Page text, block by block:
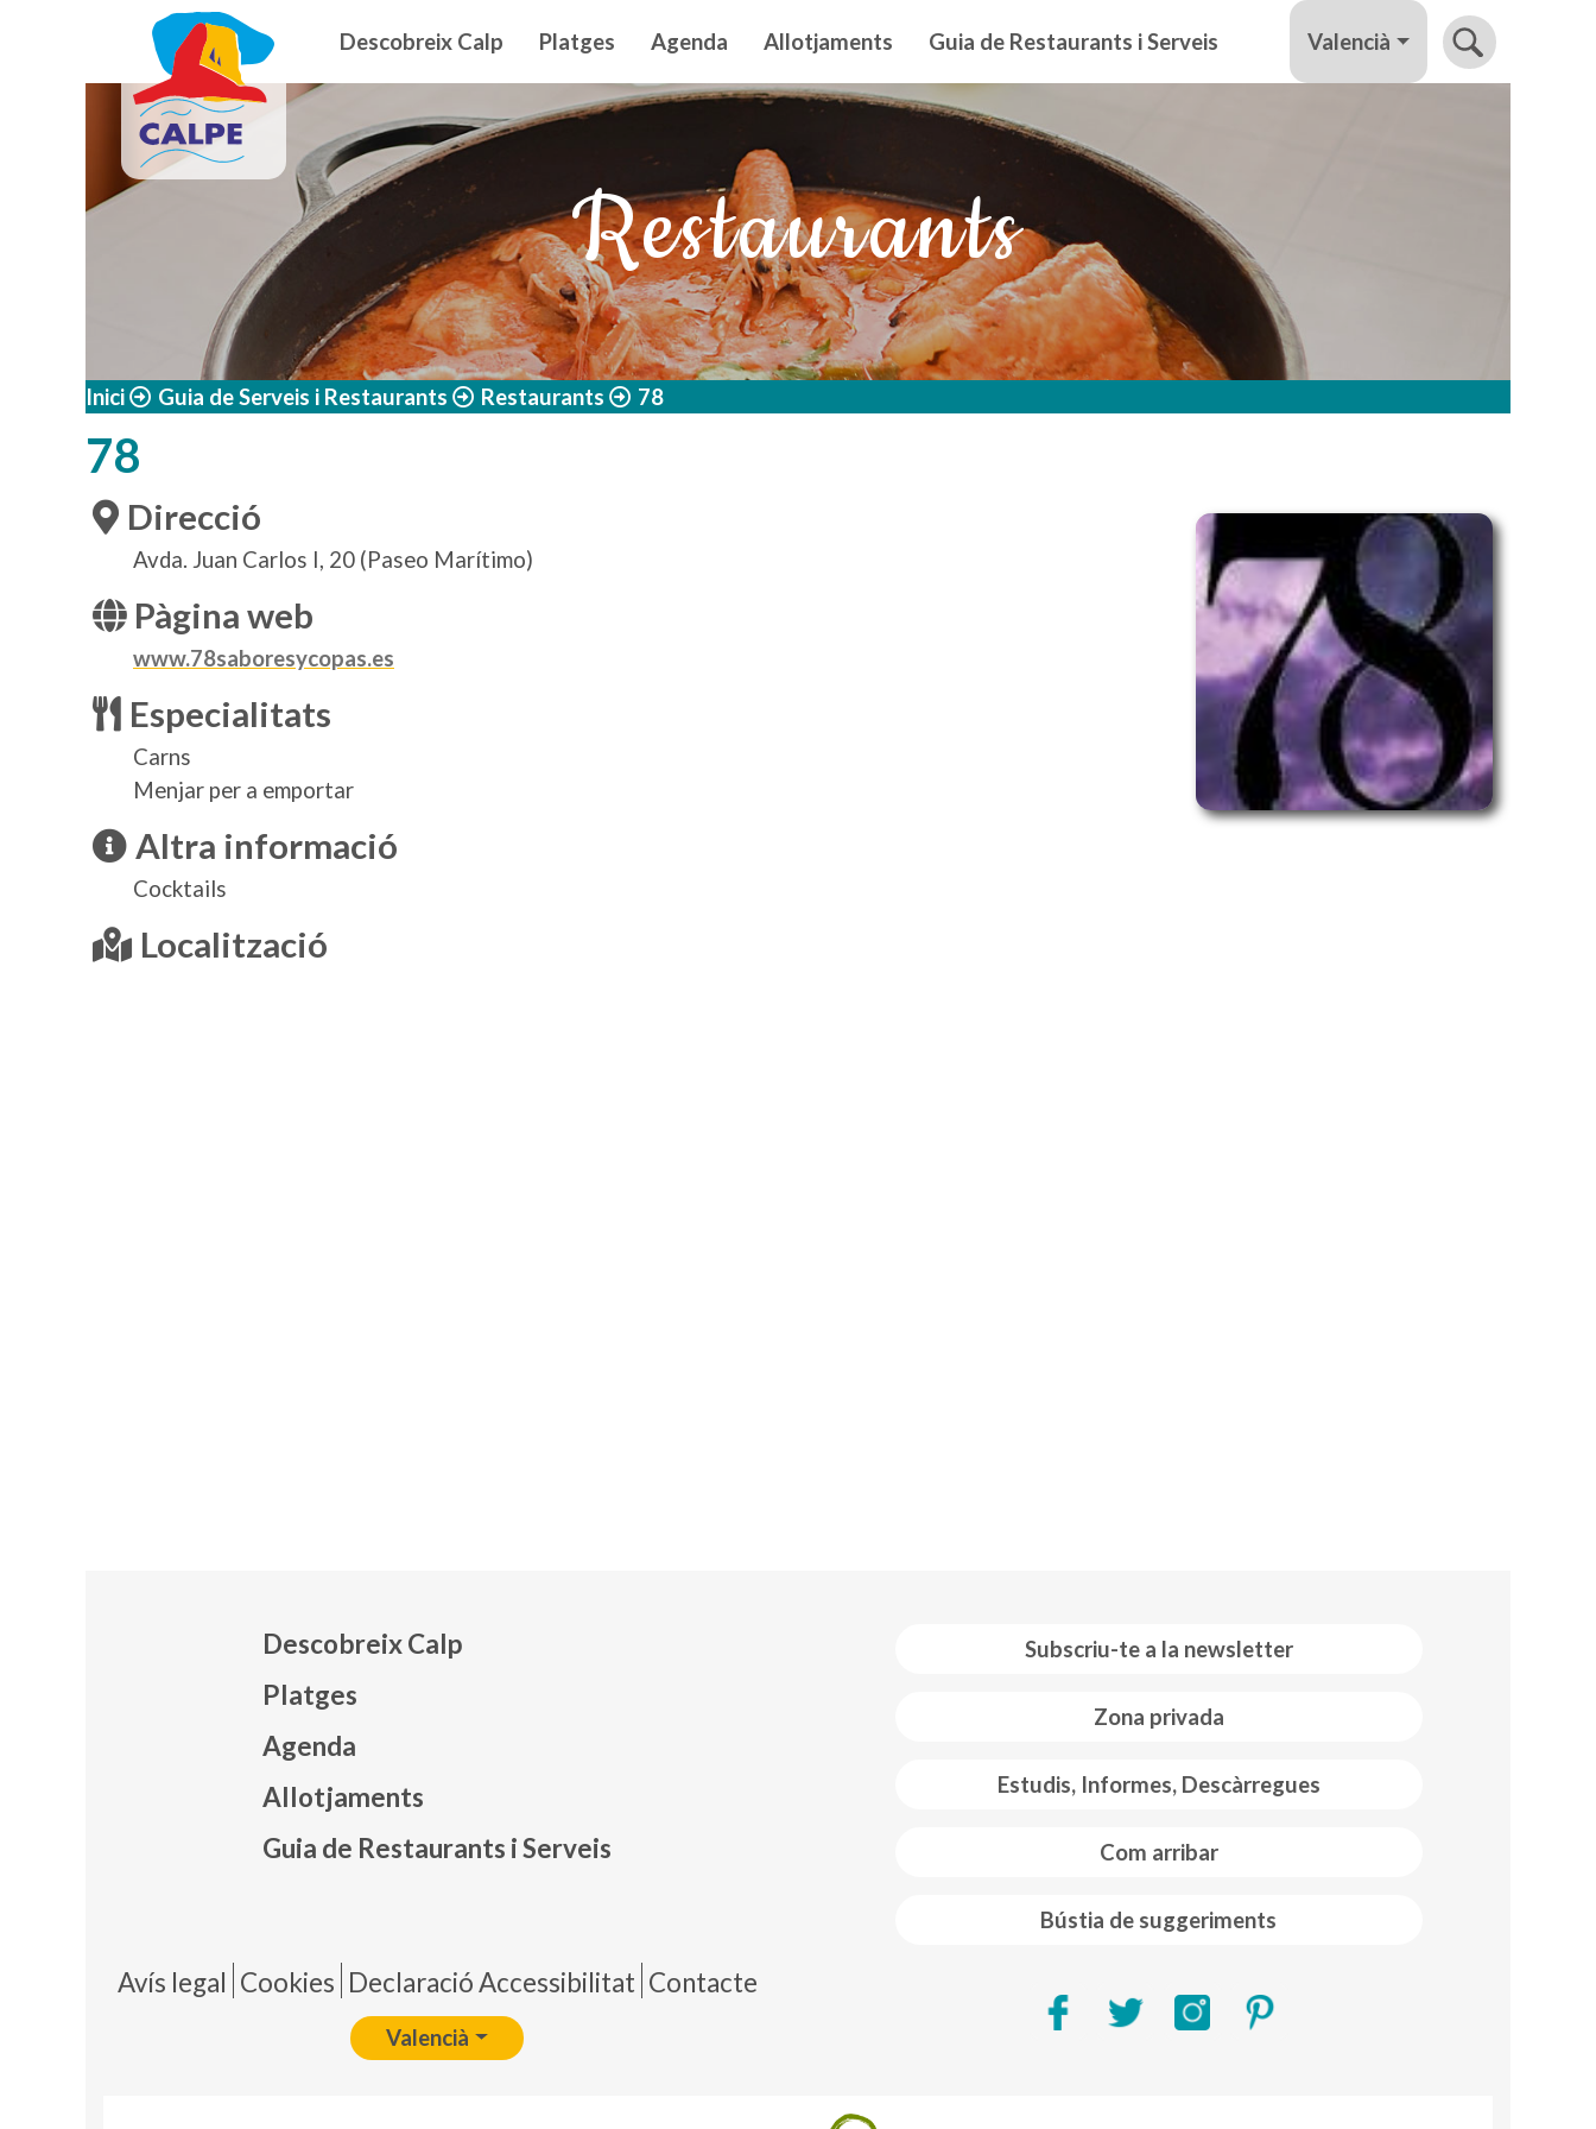
Vés al contingut Navegación principal
Descobreix Calp Platges Agenda Allotjaments Guia de Restaurants i Serveis Valencià
Restaurants
Inici Guia de Serveis i Restaurants Restaurants 78
78
Direcció
Avda. Juan Carlos I, 20 (Paseo Marítimo)
Pàgina web
www.78saboresycopas.es
Especialitats
Carns
Menjar per a emportar
Altra informació
Cocktails
Localització
Subscriu-te a la newsletter
Zona privada
Estudis, Informes, Descàrregues
Com arribar
Bústia de suggeriments
Descobreix Calp
Platges
Agenda
Allotjaments
Guia de Restaurants i Serveis
Pie de página
Avís legal Cookies Declaració Accessibilitat Contacte
Valencià